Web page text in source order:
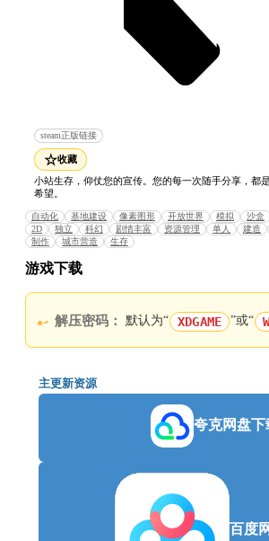
创建自动化生产流水线，从木板到电
逐步解锁未来科技，从硅提纯到光伏
超时代工坊。
使用跨区传送站接收各级产物，将你
到全大陆。
未来商品惊艳古人!
一千年前的古代批量建造的！！！
steam正版链接
☆收藏
小站生存，仰仗您的宣传。您的每一次随手分享，都
希望。
自动化 基地建设 像素图形 开放世界 模拟 沙盒
2D
独立 科幻 剧情丰富 资源管理 单人 建造
制作
城市营造 生存
游戏下载
解压密码： 默认为“ XDGAME ”或“
主更新资源
夸克网盘下
百度